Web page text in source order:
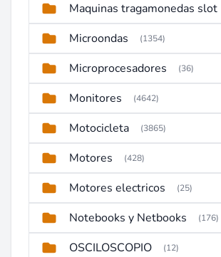
Maquinas tragamonedas slot
Microondas (1354)
Microprocesadores (36)
Monitores (4642)
Motocicleta (3865)
Motores (428)
Motores electricos (25)
Notebooks y Netbooks (176)
OSCILOSCOPIO (12)